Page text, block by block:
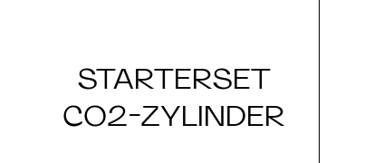
STARTERSET
CO2-ZYLINDER